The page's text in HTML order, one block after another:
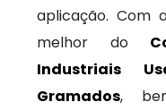
aplicação. Com
melhor do
Industriais
Gramados,